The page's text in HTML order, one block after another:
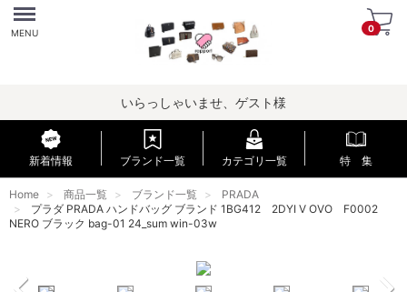
Menu
MENU 0
いらっしゃいませ、ゲスト様
新着情報 ブランド一覧 カテゴリ一覧 特 集
Home 商品一覧 ブランド一覧
PRADA
プラダ PRADA ハンドバッグ ブランド 1BG412 2DYI V OVO F0002
NERO ブラック bag-01 24_sum win-03w